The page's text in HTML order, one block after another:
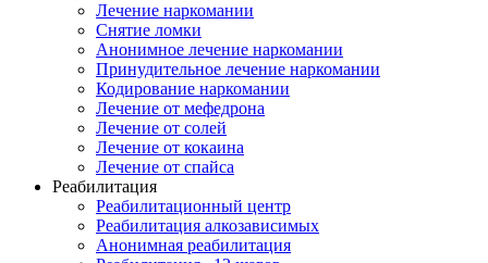
Лечение наркомании
Снятие ломки
Анонимное лечение наркомании
Принудительное лечение наркомании
Кодирование наркомании
Лечение от мефедрона
Лечение от солей
Лечение от кокаина
Лечение от спайса
Реабилитация
Реабилитационный центр
Реабилитация алкозависимых
Анонимная реабилитация